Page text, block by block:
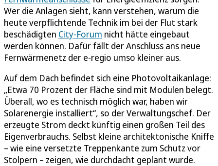
Wer die Anlagen sieht, kann verstehen, warum die
heute verpflichtende Technik im bei der Flut stark
beschädigten City-Forum nicht hätte eingebaut
werden können. Dafür fällt der Anschluss ans neue
Fernwärmenetz der e-regio umso kleiner aus.
Auf dem Dach befindet sich eine Photovoltaikanlage:
„Etwa 70 Prozent der Fläche sind mit Modulen belegt.
Überall, wo es technisch möglich war, haben wir
Solarenergie installiert“, so der Verwaltungschef. Der
erzeugte Strom deckt künftig einen großen Teil des
Eigenverbrauchs. Selbst kleine architektonische Kniffe
– wie eine versetzte Treppenkante zum Schutz vor
Stolpern – zeigen, wie durchdacht geplant wurde.